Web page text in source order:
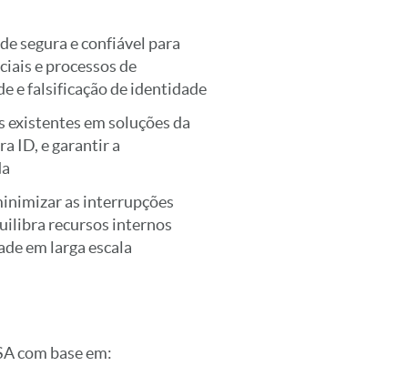
segura e confiável para
e processos de
e falsificação de identidade
em soluções da
ID, e garantir a
as interrupções
recursos internos
em larga escala
com base em: